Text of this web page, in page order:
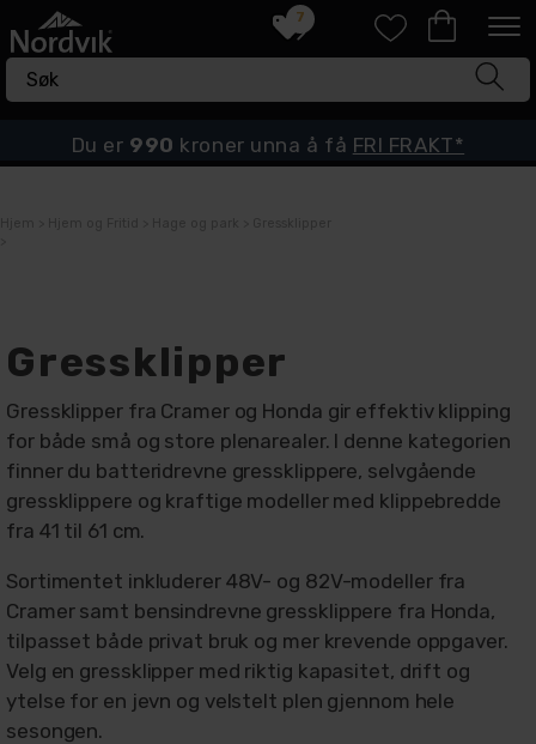
7
Du er 990 kroner unna å få FRI FRAKT*
Gressklipper
Gressklipper fra Cramer og Honda gir effektiv klipping
for både små og store plenarealer. I denne kategorien
finner du batteridrevne gressklippere, selvgående
gressklippere og kraftige modeller med klippebredde
fra 41 til 61 cm.
Sortimentet inkluderer 48V- og 82V-modeller fra
Cramer samt bensindrevne gressklippere fra Honda,
tilpasset både privat bruk og mer krevende oppgaver.
Velg en gressklipper med riktig kapasitet, drift og
ytelse for en jevn og velstelt plen gjennom hele
sesongen.